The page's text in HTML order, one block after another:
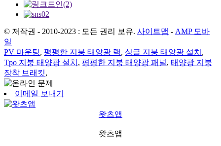
© 저작권 - 2010-2023 : 모든 권리 보유. 사이트맵 - AMP 모바
일
PV 마운팅, 평평한 지붕 태양광 랙, 싱글 지붕 태양광 설치 ,
Tpo 지붕 태양광 설치 , 평평한 지붕 태양광 패널, 태양광 지붕
장착 브래킷,
이메일 보내기
왓츠앱
왓츠앱